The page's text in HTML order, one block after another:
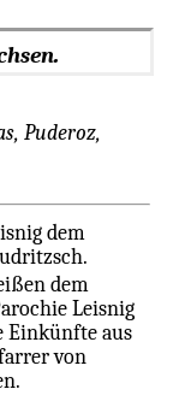
.
Puderoz,
dem
dem
Leisnig
Einkünfte aus
von